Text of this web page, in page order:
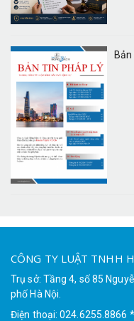
CÔNG TY LUẬT TNHH
Trụ sở: Tầng 4, số 85
phố Hà Nội.
Điện thoại: 024.6255.8866